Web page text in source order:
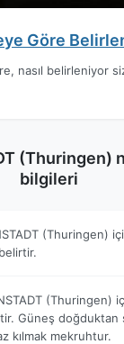
Göre
nasıl belirleniyor
(Thuringen)
bilgileri
(Thuringen)
(Thuringen)
Güneş
kılmak mekruhtur.